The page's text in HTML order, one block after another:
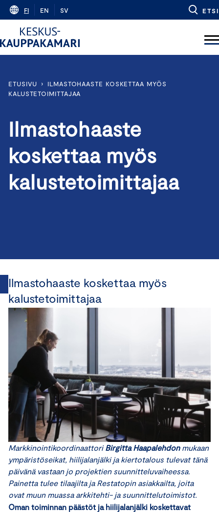
Skip
content
FI EN SV ETSI
ETUSIVU ›
ILMASTOHAASTE KOSKETTAA MYÖS
KALUSTETOIMITTAJAA
Ilmastohaaste
koskettaa myös
kalustetoimittajaa
Ilmastohaaste koskettaa myös
kalustetoimittajaa
MarkkinointikoordinaattoriBirgitta Haapalehdon mukaan
ympäristöseikat, hiilijalanjälki ja kiertotalous tulevat tänä
päivänä vastaan jo projektien suunnitteluvaiheessa.
Painetta tulee tilaajilta ja Restatopin asiakkailta, joita
ovat muun muassa arkkitehti- ja suunnittelutoimistot.
Oman toiminnan päästöt ja hiilijalanjälki koskettavat